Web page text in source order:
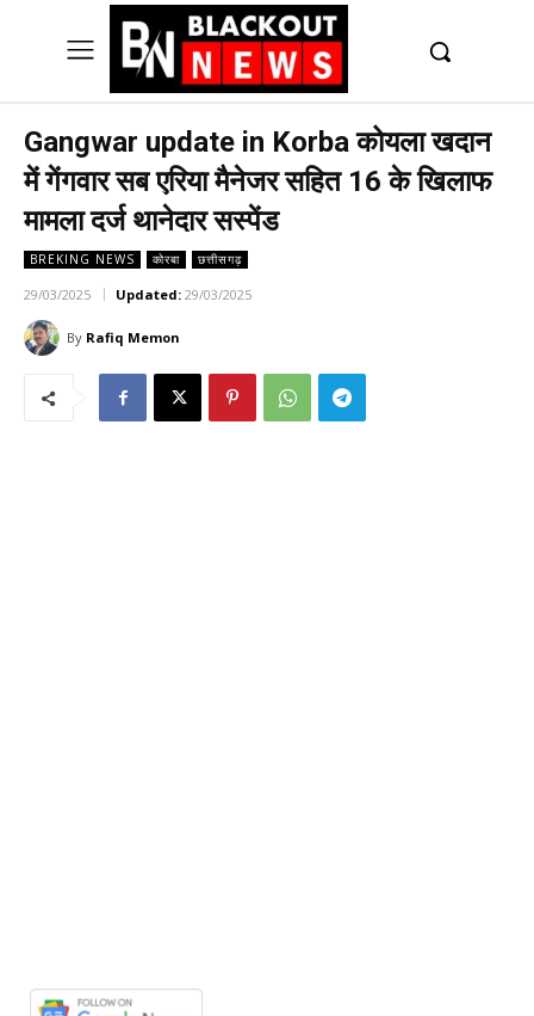
Gangwar update in Korba कोयला खदान
में गेंगवार सब एरिया मैनेजर सहित 16 के खिलाफ
मामला दर्ज थानेदार सस्पेंड
BREKING NEWS कोरबा छत्तीसगढ़
29/03/2025 Updated: 29/03/2025
By Rafiq Memon